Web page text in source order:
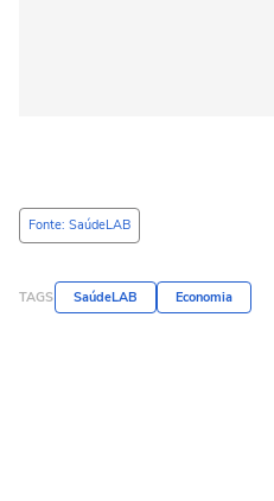
Fonte: SaúdeLAB
TAGS SaúdeLAB Economia